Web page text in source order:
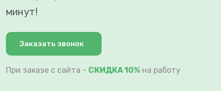
минут!
Заказать звонок
При заказе с сайта - СКИДКА 10% на работу